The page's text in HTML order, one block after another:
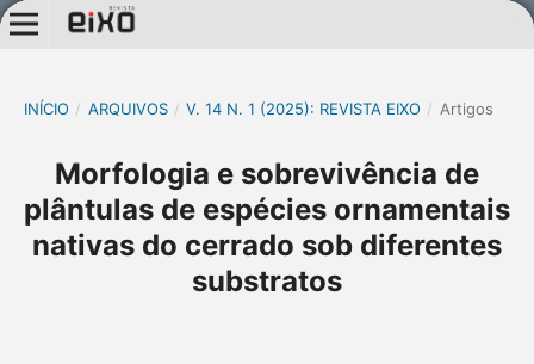
INÍCIO / ARQUIVOS / V. 14 N. 1 (2025): REVISTA EIXO / Artigos
Morfologia e sobrevivência de
plântulas de espécies ornamentais
nativas do cerrado sob diferentes
substratos